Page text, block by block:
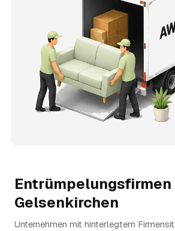
Entrümpelungsfirmen
Gelsenkirchen
Unternehmen mit hinterlegtem